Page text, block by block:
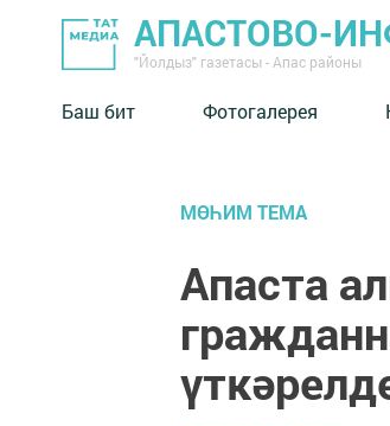
АПАСТОВО-
"Йолдыз" газетасы - Апас районы
Баш бит Фотогалерея
МӨҺИМ ТЕМА
Апаста